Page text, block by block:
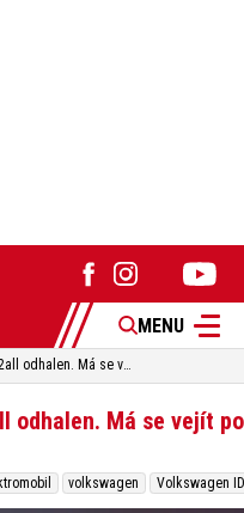
MENU
„Lidový“ Volkswagen ID. 2all odhalen. Má se vejít pod 25 000 euro
odhalen. Má se vejít
volkswagen Volkswagen